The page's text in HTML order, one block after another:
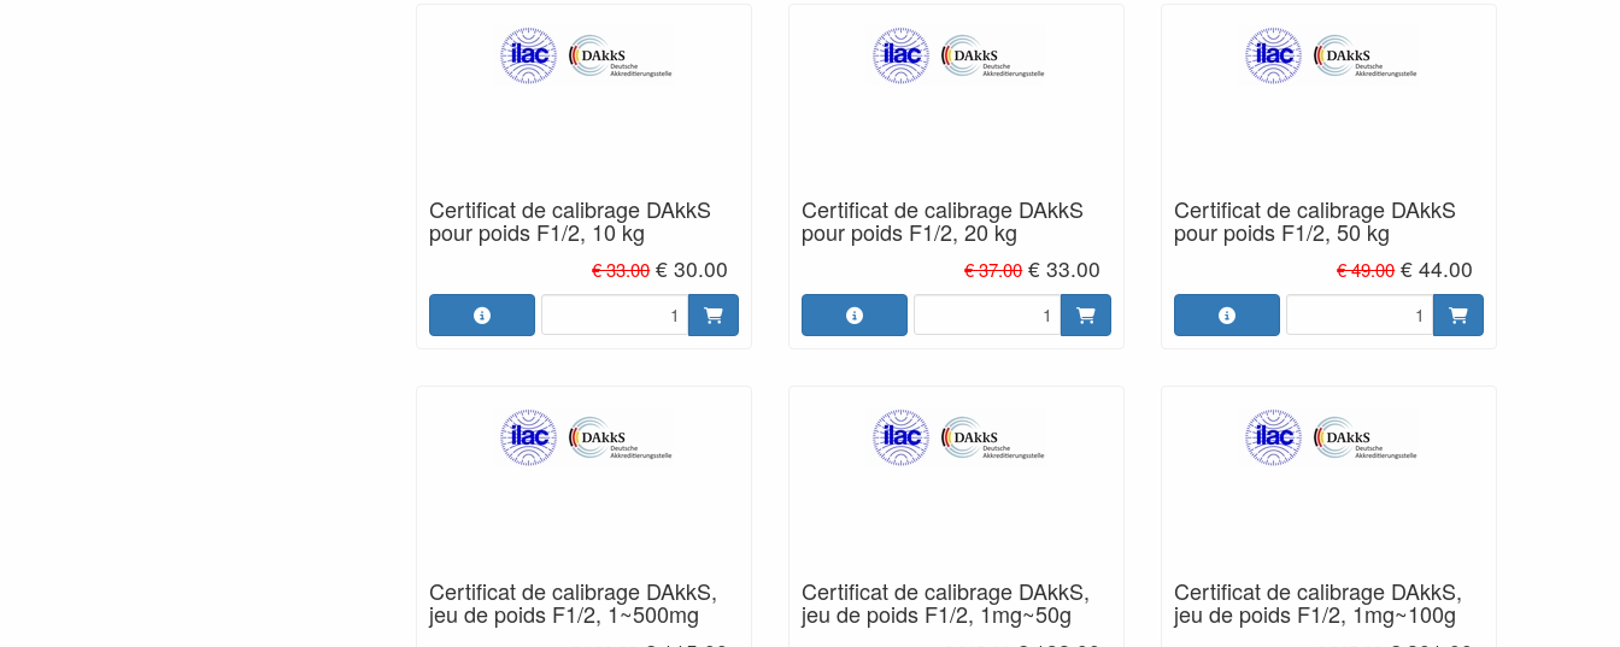
Certificat de calibrage DAkkS
pour poids F1/2, 10 kg
€ 33.00 € 30.00
Certificat de calibrage DAkkS
pour poids F1/2, 20 kg
€ 37.00 € 33.00
Certificat de calibrage DAkkS
pour poids F1/2, 50 kg
€ 49.00 € 44.00
Certificat de calibrage DAkkS,
jeu de poids F1/2, 1~500mg
Certificat de calibrage DAkkS,
jeu de poids F1/2, 1mg~50g
Certificat de calibrage DAkkS,
jeu de poids F1/2, 1mg~100g